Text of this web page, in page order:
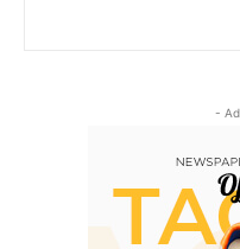
-